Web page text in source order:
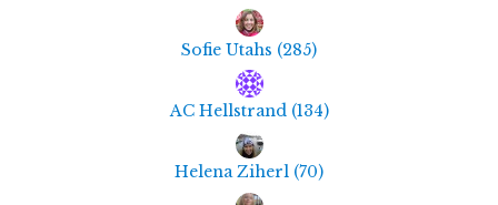
Sofie Utahs (285)
AC Hellstrand (134)
Helena Ziherl (70)